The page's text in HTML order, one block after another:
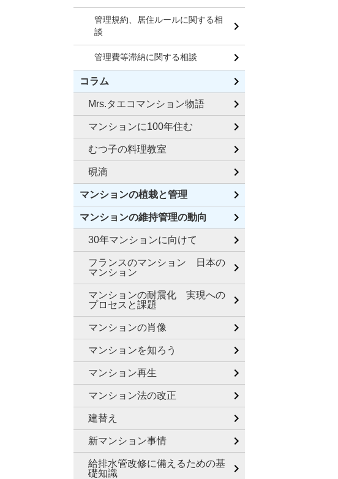
管理規約、居住ルールに関する相
談
管理費等滞納に関する相談
コラム
Mrs.タエコマンション物語
マンションに100年住む
むつ子の料理教室
硯滴
マンションの植栽と管理
マンションの維持管理の動向
30年マンションに向けて
フランスのマンション 日本の
マンション
マンションの耐震化 実現への
プロセスと課題
マンションの肖像
マンションを知ろう
マンション再生
マンション法の改正
建替え
新マンション事情
給排水管改修に備えるための基
礎知識